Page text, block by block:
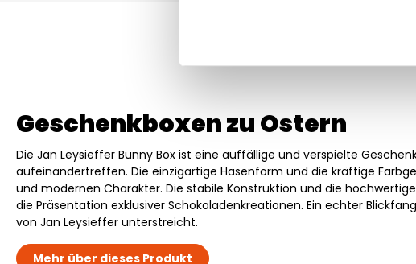
Geschenkboxen zu Ostern
Die Jan Leysieffer Bunny Box ist eine auffällige und verspielte
aufeinandertreffen. Die einzigartige Hasenform und die kräftige
und modernen Charakter. Die stabile Konstruktion und die
die Präsentation exklusiver Schokoladenkreationen. Ein echter
von Jan Leysieffer unterstreicht.
Mehr über dieses Produkt